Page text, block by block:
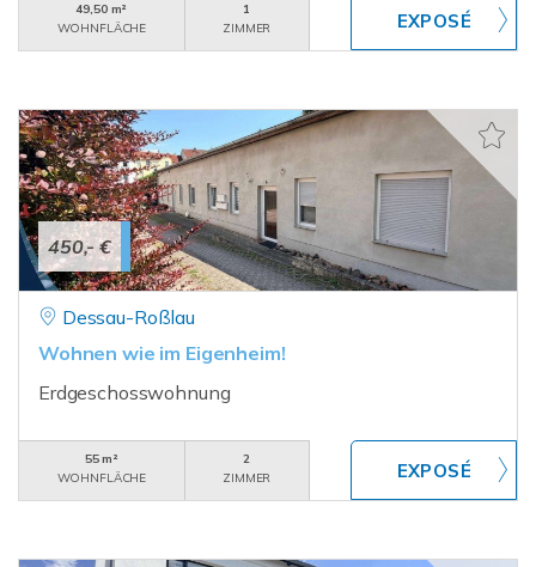
49,50 m²
WOHNFLÄCHE
1
ZIMMER
450,- €
Dessau-Roßlau
Wohnen wie im Eigenheim!
Erdgeschosswohnung
55 m²
WOHNFLÄCHE
2
ZIMMER